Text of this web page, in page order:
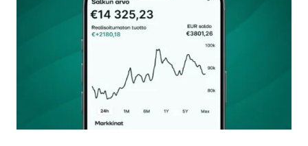
Nimesi tai nimimerkkisi
Sähköpostiosoitteesi